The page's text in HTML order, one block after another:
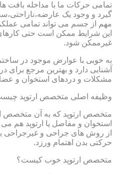
تمامی حرکات ما با مداخله بافت
گیرد و وجود یک
مهم از جسم می تواند تمامی
این شرایط ممکن است حتی
غیرممکن شود.
به خوبی با عوارض موجود در
آشنایی دارد و بهترین مرجع برای
مشکلات و دردهای استخوان و
وظیفه اصلی متخصص ارتوپد
متخصص ارتوپد که به آن متخصص
استخوان و مفاصل یا ارتوپد هم
از روش های جراحی و غیرجراحی
حرکتی بدن اهتمام ورزد.
متخصص ارتوپد خوب کیست؟